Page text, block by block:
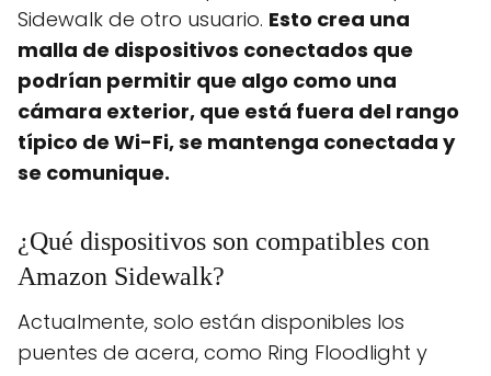
Sidewalk de otro usuario. Esto crea una
malla de dispositivos conectados que
podrían permitir que algo como una
cámara exterior, que está fuera del rango
típico de Wi-Fi, se mantenga conectada y
se comunique.
¿Qué dispositivos son compatibles con
Amazon Sidewalk?
Actualmente, solo están disponibles los
puentes de acera, como Ring Floodlight y